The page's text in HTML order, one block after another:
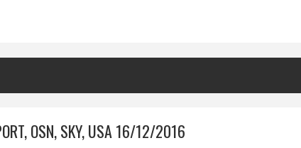
OSN, SKY, USA 16/12/2016